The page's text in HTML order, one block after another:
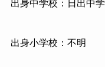
出身中学校：日出中
出身小学校：不明